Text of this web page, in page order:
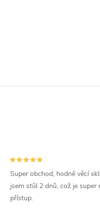
Super obchod, hodně věcí
jsem stůl 2 dnů, což je super
přístup.